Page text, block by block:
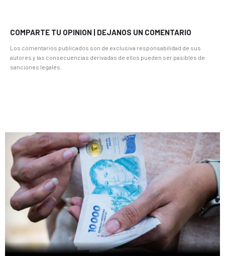
COMPARTE TU OPINION | DEJANOS UN COMENTARIO
Los comentarios publicados son de exclusiva responsabilidad de sus
autores y las consecuencias derivadas de ellos pueden ser pasibles de
sanciones legales.